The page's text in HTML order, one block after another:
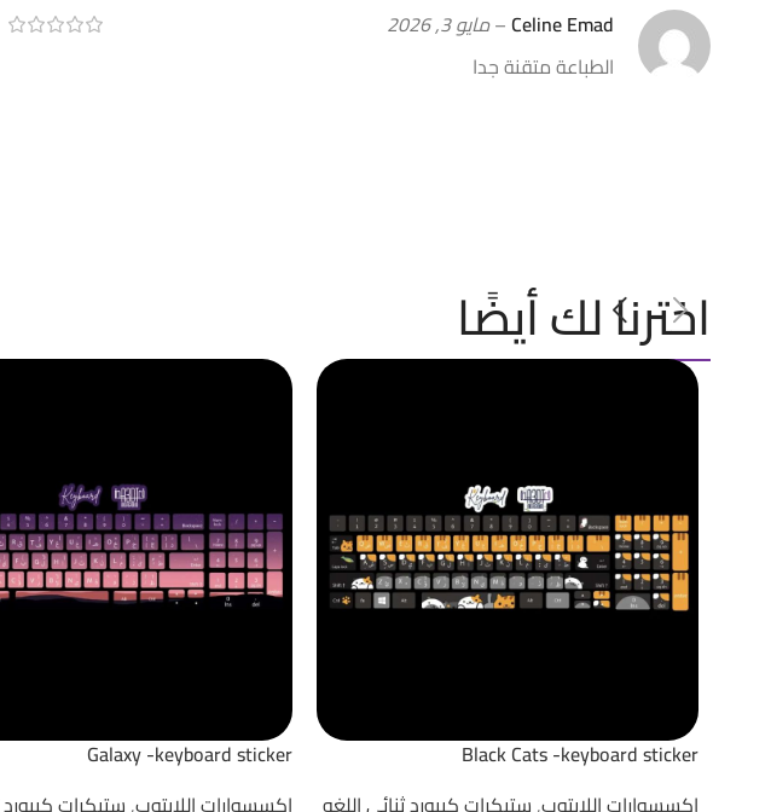
Celine Emad
–مايو 3, 2026
الطباعة متقنة جدا
اخترنا لك أيضًا
Black Cats -keyboard sticker
اكسسوارات اللابتوب,ستيكرات كيبورد ثنائي اللغه
Galaxy -keyboard sticker
اكسسوارات اللابتوب,ستيكرات كيبورد